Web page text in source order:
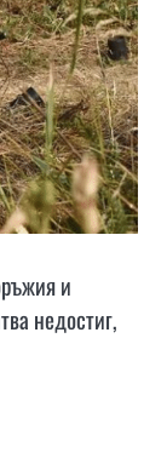
и
недостиг,